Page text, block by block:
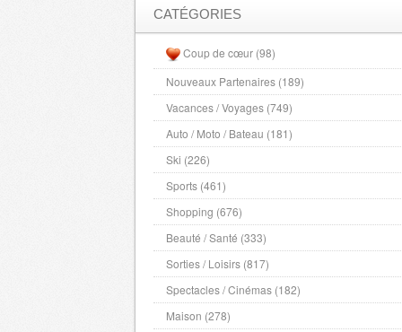
Marne - 51000 , (fr)
Haute Marne - 52000 , (fr)
Mayenne - 53000 , (fr)
Meurthe et Moselle - 54000 , (fr)
Meuse - 55000 , (fr)
Morbihan - 56000 , (fr)
Moselle
Nievre - 58000 , (fr)
Nord - 59000 , (fr)
Alpes Maritimes - 6000 , (fr)
Oise - 60000 , (fr)
Orne - 61000 , (fr)
Pas de Calais - 62000 , (fr)
Puy de Dome - 63000 , (fr)
CATÉGORIES
Coup de cœur (98)
Nouveaux Partenaires (189)
Vacances / Voyages (749)
Auto / Moto / Bateau (181)
Ski (226)
Sports (461)
Shopping (676)
Beauté / Santé (333)
Sorties / Loisirs (817)
Spectacles / Cinémas (182)
Maison (278)